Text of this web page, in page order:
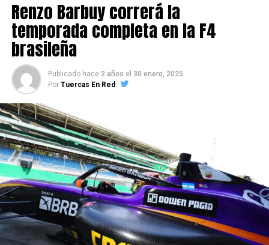
brasileña
Renzo Barbuy correrá la
temporada completa en la F4
brasileña
Publicado hace 2 años el 30 enero, 2025
Por Tuercas En Red